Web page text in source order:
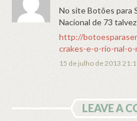
No site Botões para
Nacional de 73
http://
crakes-e-o-rio-nal-o-
15 de julho de 2013
LEAVE A